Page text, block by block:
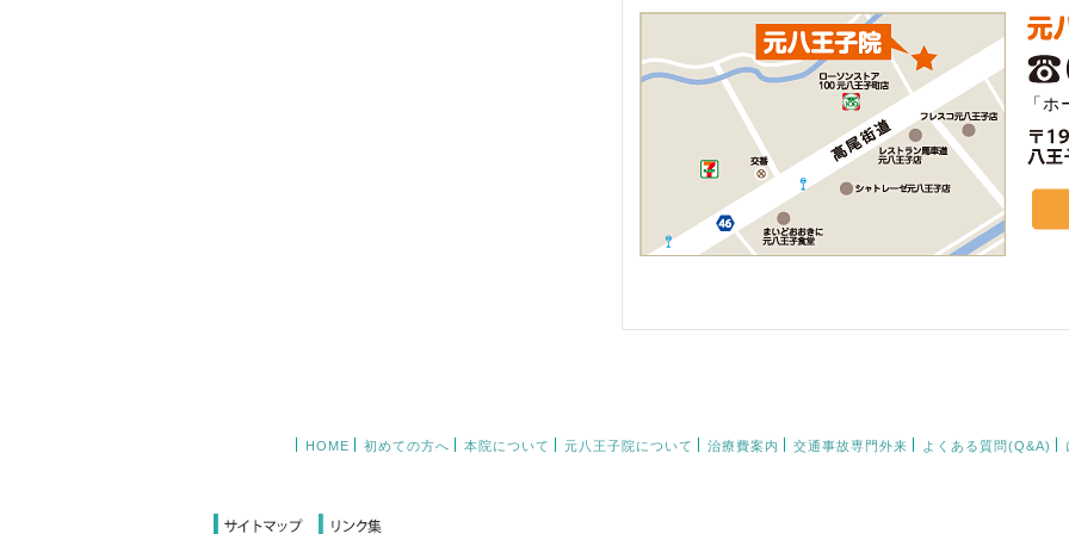
「
HOME 初めての方へ 本院について 元八王子院について 治療費案内 交通事故専門外来 よくある質問(Q&A)